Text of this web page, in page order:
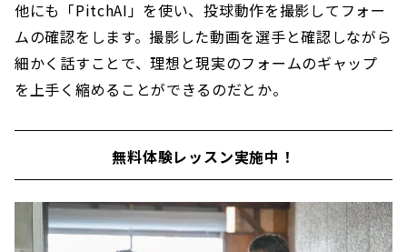
他にも「PitchAI」を使い、投球動作を撮影してフォー
ムの確認をします。撮影した動画を選手と確認しながら
細かく話すことで、理想と現実のフォームのギャップ
を上手く縮めることができるのだとか。
無料体験レッスン実施中！